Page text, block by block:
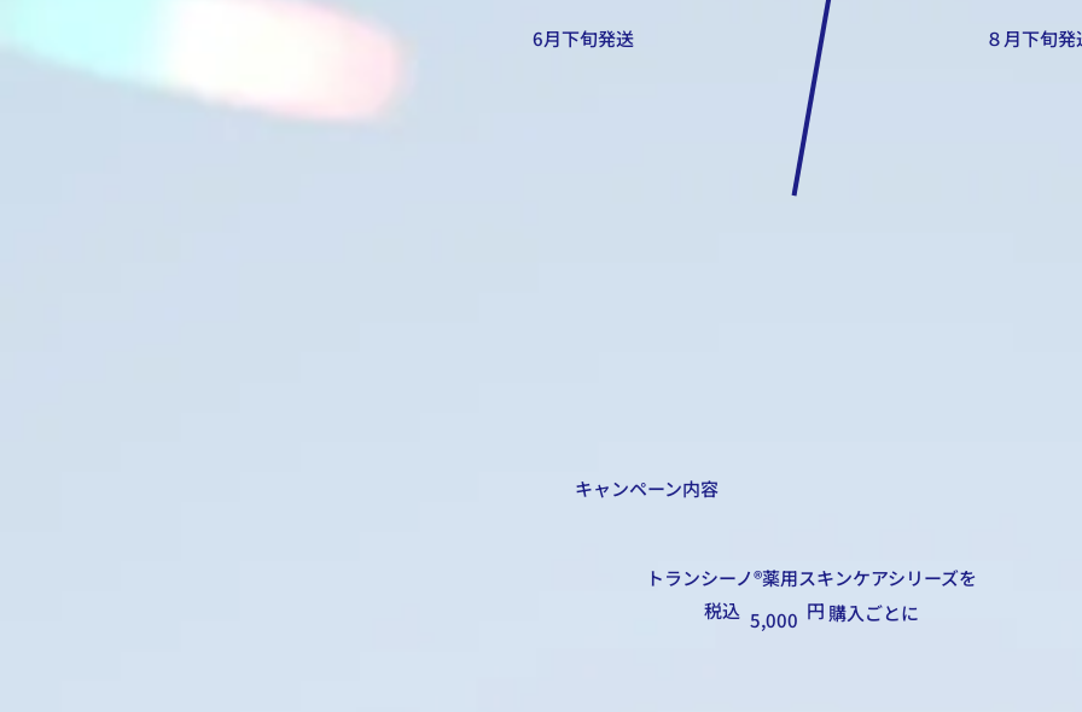
6月下旬発送 ８月下旬発
キャンペーン内容
​トランシーノ®薬用スキンケアシリーズを
税込 5,000 円 購入ごとに